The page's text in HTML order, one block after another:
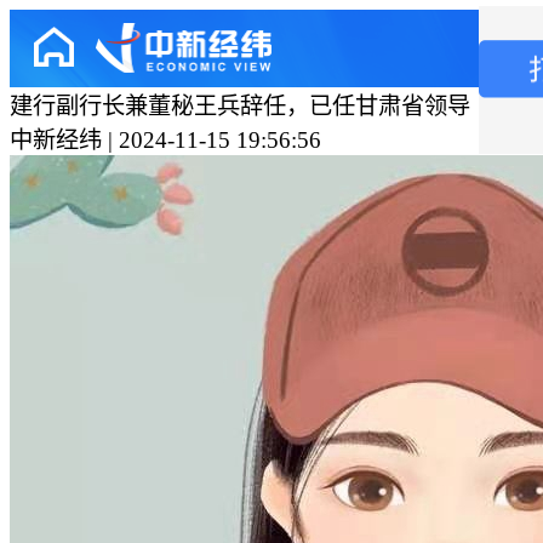
建行副行长兼董秘王兵辞任，已任甘肃省领导
中新经纬 | 2024-11-15 19:56:56